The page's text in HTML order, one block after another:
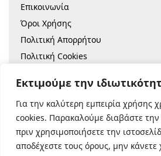
Εκτιμούμε την
Για την καλύτερη εμπειρία χρήσης
cookies. Παρακαλούμε διαβάστε την
πριν χρησιμοποιήσετε την
αποδέχεστε τους όρους, μην κάνετε
Επικοινωνία
Όροι Χρήσης
Πολιτική Απορρήτου
Πολιτική Cookies
© 2022 |
Ασφαλείς